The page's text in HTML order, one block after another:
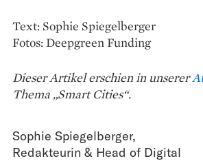
Text: Sophie Spiegelberger
Fotos: Deepgreen Funding
Dieser Artikel erschien in unserer
Thema „Smart Cities“.
Sophie Spiegelberger,
Redakteurin & Head of Digital